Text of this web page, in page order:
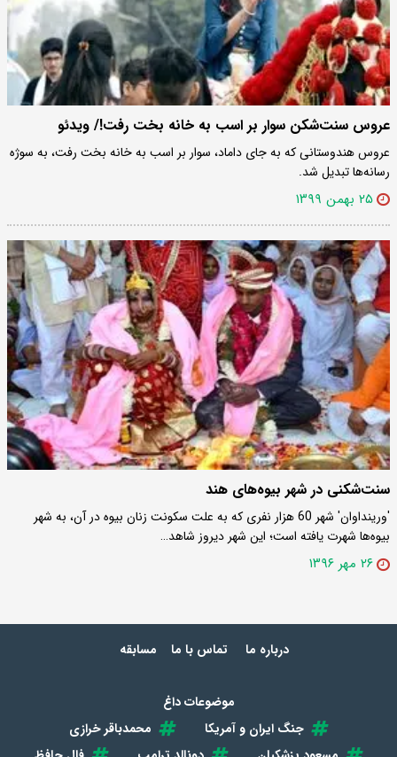
عروس سنت‌شکن سوار بر اسب به خانه بخت رفت!/ ویدئو
عروس هندوستانی که به جای داماد، سوار بر اسب به خانه بخت رفت، به سوژه
رسانه‌ها تبدیل شد.
۲۵ بهمن ۱۳۹۹
سنت‌شکنی در شهر بیوه‌های هند
'ورینداوان' شهر 60 هزار نفری که به علت سکونت زنان بیوه در آن، به شهر
بیوه‌ها شهرت یافته است؛ این شهر دیروز شاهد…
۲۶ مهر ۱۳۹۶
درباره ما تماس با ما مسابقه
موضوعات داغ
جنگ ایران و آمریکا
محمدباقر خرازی